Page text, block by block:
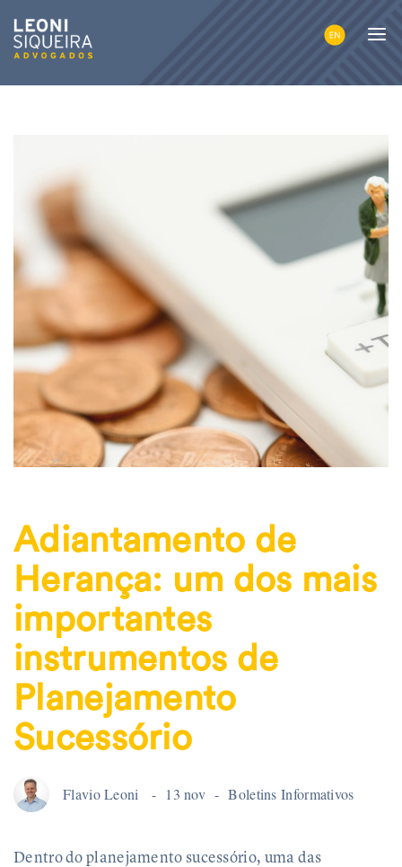
Adiantamento de
Herança: um dos mais
importantes
instrumentos de
Planejamento
Sucessório
Flavio Leoni 13 nov Boletins Informativos
Dentro do planejamento sucessório, uma das